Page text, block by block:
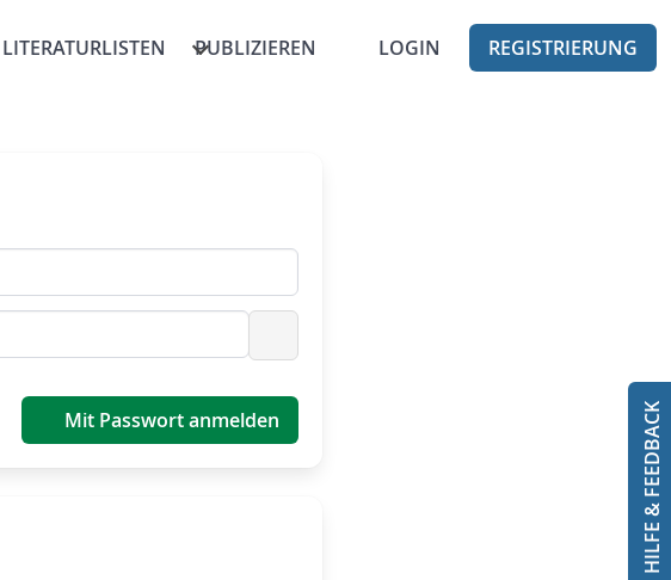
LITERATURLISTEN PUBLIZIEREN LOGIN REGISTRIERUNG
HILFE & FEEDBACK
Passwort anzeigen
Mit Passwort anmelden